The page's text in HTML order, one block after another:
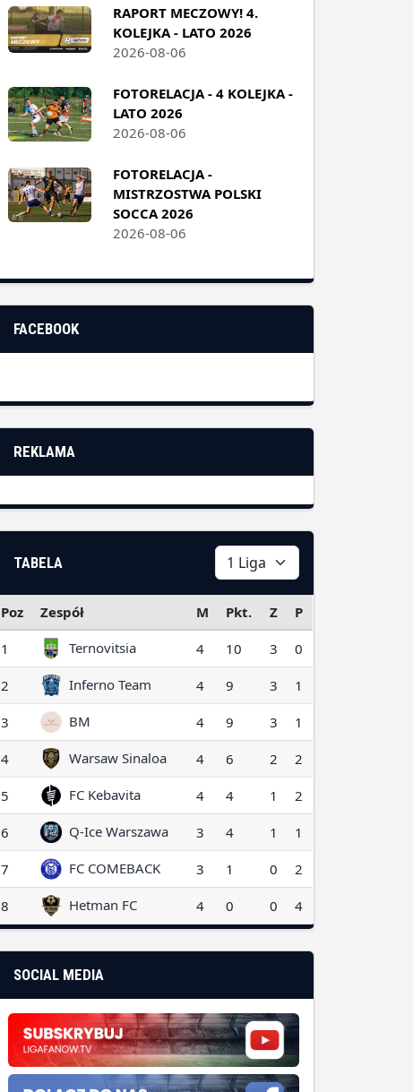
RAPORT MECZOWY! 4.
KOLEJKA - LATO 2026
2026-08-06
FOTORELACJA - 4 KOLEJKA -
LATO 2026
2026-08-06
FOTORELACJA -
MISTRZOSTWA POLSKI
SOCCA 2026
2026-08-06
FACEBOOK
REKLAMA
TABELA
Poz Zespół M Pkt. Z P
1 Ternovitsia 4 10 3 0
2 Inferno Team 4 9 3 1
3 BM 4 9 3 1
4 Warsaw Sinaloa 4 6 2 2
5 FC Kebavita 4 4 1 2
6 Q-Ice Warszawa 3 4 1 1
7 FC COMEBACK 3 1 0 2
8 Hetman FC 4 0 0 4
SOCIAL MEDIA